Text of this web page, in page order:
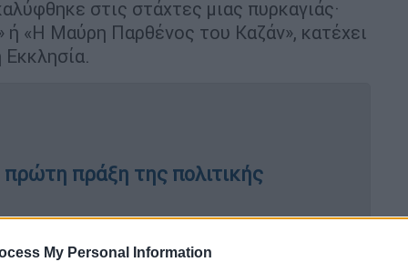
My Personal Information
στις στάχτες μιας πυρκαγιάς·
«Η Μαύρη Παρθένος του Καζάν», κατέχει
πρώτη πράξη της πολιτικής